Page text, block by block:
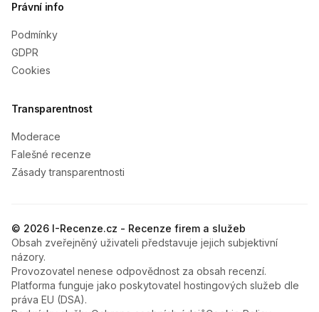
Právní info
Podmínky
GDPR
Cookies
Transparentnost
Moderace
Falešné recenze
Zásady transparentnosti
© 2026 I-Recenze.cz - Recenze firem a služeb
Obsah zveřejněný uživateli představuje jejich subjektivní
názory.
Provozovatel nenese odpovědnost za obsah recenzí.
Platforma funguje jako poskytovatel hostingových služeb dle
práva EU (DSA).